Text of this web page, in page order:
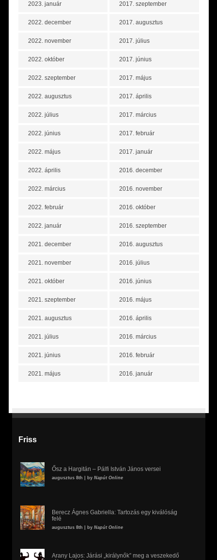
2023. január
2022. december
2022. november
2022. október
2022. szeptember
2022. augusztus
2022. július
2022. június
2022. május
2022. április
2022. március
2022. február
2022. január
2021. december
2021. november
2021. október
2021. szeptember
2021. augusztus
2021. július
2021. június
2021. május
2017. szeptember
2017. augusztus
2017. július
2017. június
2017. május
2017. április
2017. március
2017. február
2017. január
2016. december
2016. november
2016. október
2016. szeptember
2016. augusztus
2016. július
2016. június
2016. május
2016. április
2016. március
2016. február
2016. január
Friss
Ősz a Hargitán – Pálfi István János versei
augusztus 8th | by Napút Online
Berecz Ágnes Gabriella: Tartozás egy kiválóság
felé
augusztus 8th | by Napút Online
Arany Lajos: Járási „királynők” meg a veszekedő